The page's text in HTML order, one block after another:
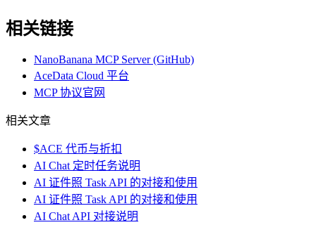
相关链接
NanoBanana MCP Server (GitHub)
AceData Cloud 平台
MCP 协议官网
相关文章
$ACE 代币与折扣
AI Chat 定时任务说明
AI 证件照 Task API 的对接和使用
AI 证件照 Task API 的对接和使用
AI Chat API 对接说明